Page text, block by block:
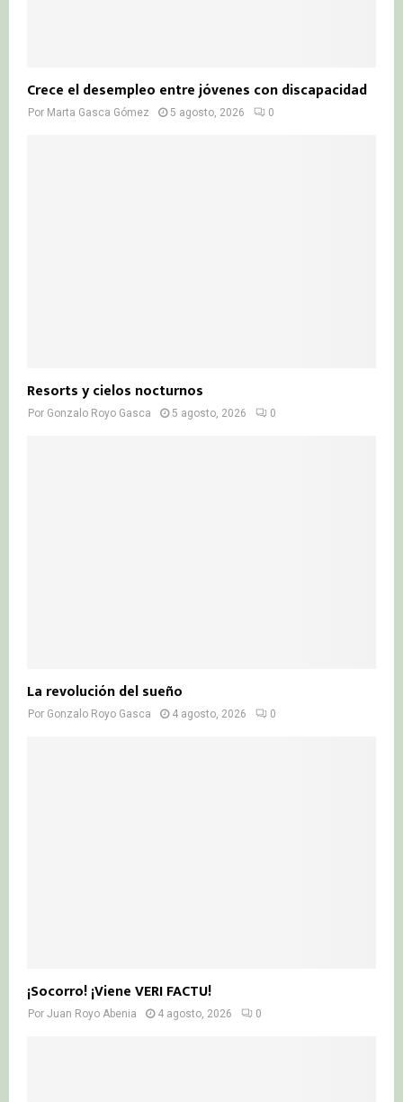
Crece el desempleo entre jóvenes con discapacidad
Por Marta Gasca Gómez 5 agosto, 2026 0
Resorts y cielos nocturnos
Por Gonzalo Royo Gasca 5 agosto, 2026 0
La revolución del sueño
Por Gonzalo Royo Gasca 4 agosto, 2026 0
¡Socorro! ¡Viene VERI FACTU!
Por Juan Royo Abenia 4 agosto, 2026 0